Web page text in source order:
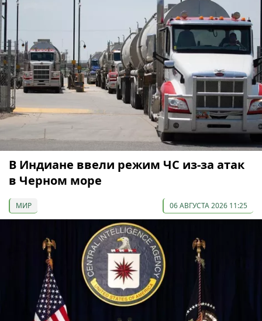
В Индиане ввели режим ЧС из-за атак
в Черном море
МИР 06 АВГУСТА 2026 11:25